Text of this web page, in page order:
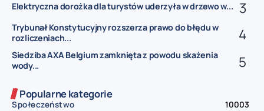
Elektryczna dorożka dla turystów uderzyła w drzewo w...
Trybunał Konstytucyjny rozszerza prawo do błędu w
rozliczeniach...
Siedziba AXA Belgium zamknięta z powodu skażenia
wody...
Popularne kategorie
Społeczeństwo 10003